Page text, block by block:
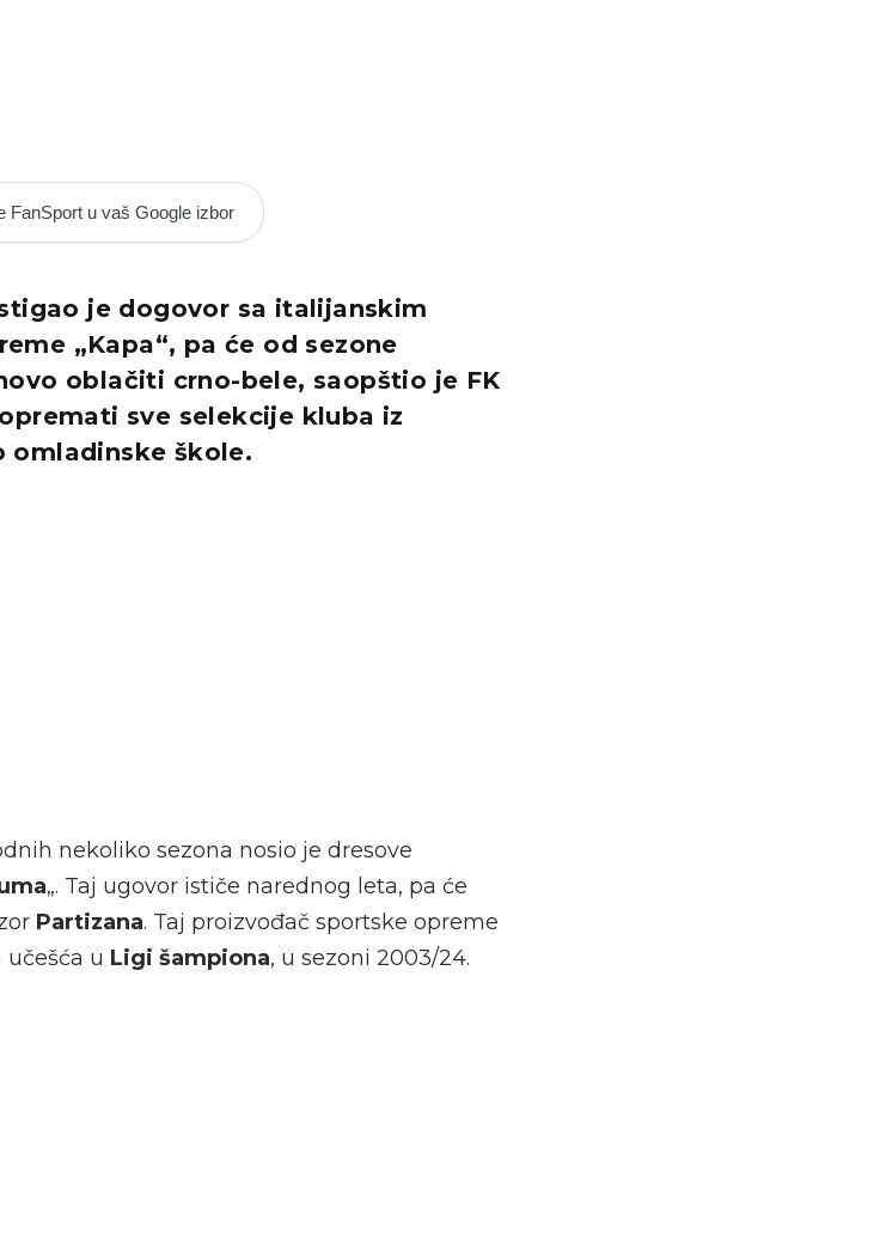
FanSport u vaš Google izbor
je dogovor sa italijanskim
„Kapa“, pa će od sezone
oblačiti crno-bele, saopštio je FK
sve selekcije kluba iz
omladinske škole.
nekoliko sezona nosio je dresove
„. Taj ugovor ističe narednog leta, pa će
Partizana. Taj proizvođač sportske opreme
u Ligi šampiona, u sezoni 2003/24.